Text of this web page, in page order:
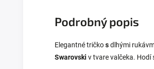
Podrobný popis
Elegantné tričkosdlhými
Swarovski v tvare valčeka. Hodí